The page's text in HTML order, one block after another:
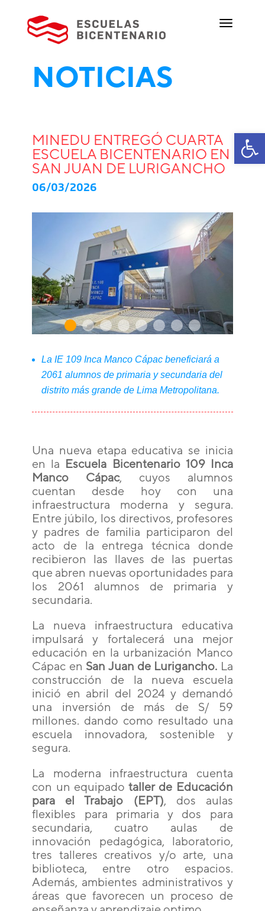
NOTICIAS
MINEDU ENTREGÓ CUARTA
ESCUELA BICENTENARIO EN
SAN JUAN DE LURIGANCHO
06/03/2026
La IE 109 Inca Manco Cápac beneficiará a
2061 alumnos de primaria y secundaria del
distrito más grande de Lima Metropolitana.
Una nueva etapa educativa se inicia
en la Escuela Bicentenario 109 Inca
Manco Cápac, cuyos alumnos
cuentan desde hoy con una
infraestructura moderna y segura.
Entre júbilo, los directivos, profesores
y padres de familia participaron del
acto de la entrega técnica donde
recibieron las llaves de las puertas
que abren nuevas oportunidades para
los 2061 alumnos de primaria y
secundaria.
La nueva infraestructura educativa
impulsará y fortalecerá una mejor
educación en la urbanización Manco
Cápac en San Juan de Lurigancho. La
construcción de la nueva escuela
inició en abril del 2024 y demandó
una inversión de más de S/ 59
millones. dando como resultado una
escuela innovadora, sostenible y
segura.
La moderna infraestructura cuenta
con un equipadotaller de Educación
para el Trabajo (EPT), dos aulas
flexibles para primaria y dos para
secundaria, cuatro aulas de
innovación pedagógica, laboratorio,
tres talleres creativos y/o arte, una
biblioteca, entre otro espacios.
Además, ambientes administrativos y
áreas que favorecen un proceso de